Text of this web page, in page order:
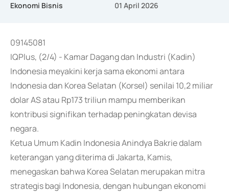
Ekonomi Bisnis 01 April 2026
09145081
IQPlus, (2/4) - Kamar Dagang dan Industri (Kadin)
Indonesia meyakini kerja sama ekonomi antara
Indonesia dan Korea Selatan (Korsel) senilai 10,2 miliar
dolar AS atau Rp173 triliun mampu memberikan
kontribusi signifikan terhadap peningkatan devisa
negara.
Ketua Umum Kadin Indonesia Anindya Bakrie dalam
keterangan yang diterima di Jakarta, Kamis,
menegaskan bahwa Korea Selatan merupakan mitra
strategis bagi Indonesia, dengan hubungan ekonomi